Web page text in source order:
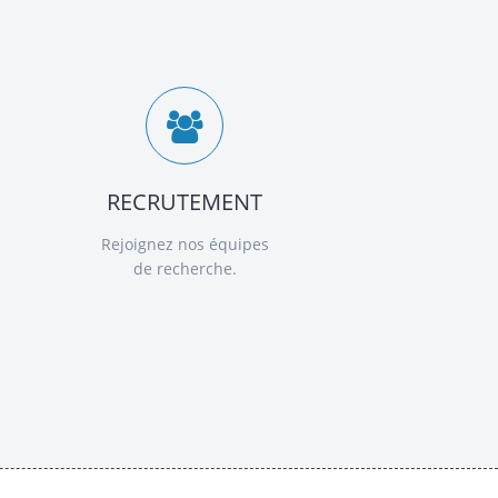
RECRUTEMENT
Rejoignez nos équipes
de recherche.